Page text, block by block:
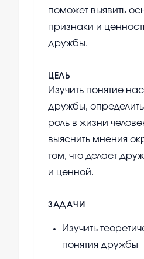
поможет выявить
признаки и
дружбы.
ЦЕЛЬ
Изучить понятие
дружбы,
роль в жизни
выяснить мнения
том, что делает
и ценной.
ЗАДАЧИ
Изучить
понятия дружбы